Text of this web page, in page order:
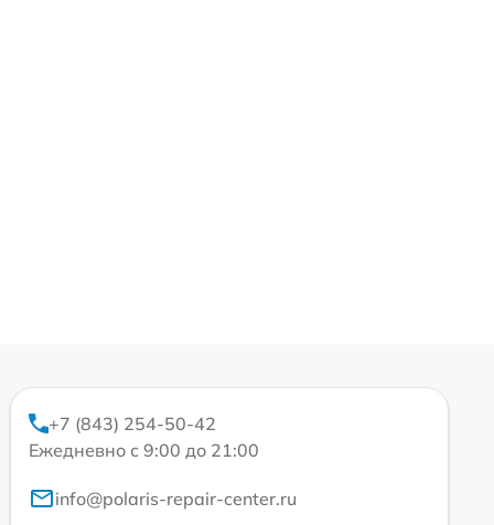
+7 (843) 254-50-42
Ежедневно с 9:00 до 21:00
info@polaris-repair-center.ru